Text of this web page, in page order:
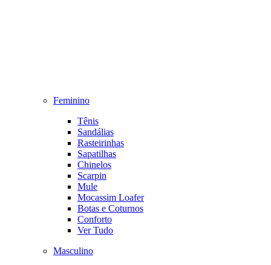
Feminino
Tênis
Sandálias
Rasteirinhas
Sapatilhas
Chinelos
Scarpin
Mule
Mocassim Loafer
Botas e Coturnos
Conforto
Ver Tudo
Masculino